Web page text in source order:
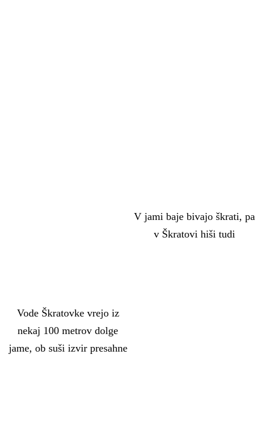
Vode Škratovke vrejo iz
nekaj 100 metrov dolge
jame, ob suši izvir presahne
V jami baje bivajo škrati, pa
v Škratovi hiši tudi